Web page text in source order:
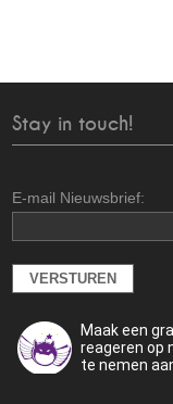
Stay in touch!
E-mail Nieuwsbrief:
Maak een
reageren op
te nemen